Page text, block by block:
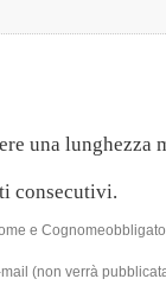
una lunghezza
consecutivi.
e
mail (non verrà